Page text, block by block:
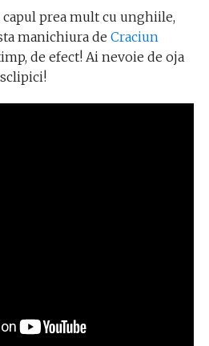
capul prea mult cu unghiile,
manichiura de Craciun
de efect! Ai nevoie de oja